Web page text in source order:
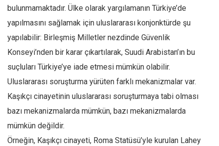
bulunmamaktadır. Ülke olarak yargılamanın Türkiye’de
yapılmasını sağlamak için uluslararası konjonktürde şu
yapılabilir: Birleşmiş Milletler nezdinde Güvenlik
Konseyi’nden bir karar çıkartılarak, Suudi Arabistan’ın bu
suçluları Türkiye’ye iade etmesi mümkün olabilir.
Uluslararası soruşturma yürüten farklı mekanizmalar var.
Kaşıkçı cinayetinin uluslararası soruşturmaya tabi olması
bazı mekanizmalarda mümkün, bazı mekanizmalarda
mümkün değildir.
Örneğin, Kaşıkçı cinayeti, Roma Statüsü’yle kurulan Lahey